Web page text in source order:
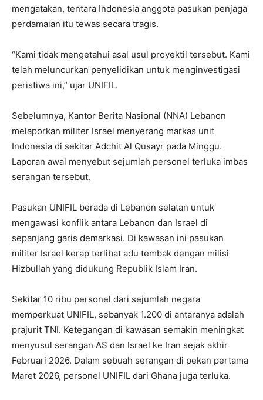
mengatakan, tentara Indonesia anggota pasukan penjaga
perdamaian itu tewas secara tragis.
“Kami tidak mengetahui asal usul proyektil tersebut. Kami
telah meluncurkan penyelidikan untuk menginvestigasi
peristiwa ini,” ujar UNIFIL.
Sebelumnya, Kantor Berita Nasional (NNA) Lebanon
melaporkan militer Israel menyerang markas unit
Indonesia di sekitar Adchit Al Qusayr pada Minggu.
Laporan awal menyebut sejumlah personel terluka imbas
serangan tersebut.
Pasukan UNIFIL berada di Lebanon selatan untuk
mengawasi konflik antara Lebanon dan Israel di
sepanjang garis demarkasi. Di kawasan ini pasukan
militer Israel kerap terlibat adu tembak dengan milisi
Hizbullah yang didukung Republik Islam Iran.
Sekitar 10 ribu personel dari sejumlah negara
memperkuat UNIFIL, sebanyak 1.200 di antaranya adalah
prajurit TNI. Ketegangan di kawasan semakin meningkat
menyusul serangan AS dan Israel ke Iran sejak akhir
Februari 2026. Dalam sebuah serangan di pekan pertama
Maret 2026, personel UNIFIL dari Ghana juga terluka.